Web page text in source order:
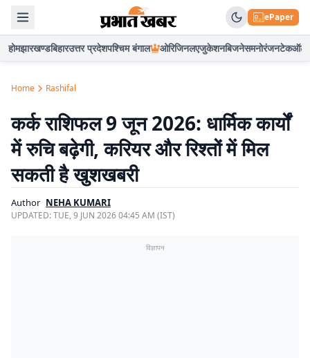
ePaper
होमझारखण्डबिहारउत्तर प्रदेशपश्चिम बंगाल ओरिजिनलएजुकेशनबिजनेसमनोरंजनटेकऑटो
Home Rashifal
कर्क राशिफल 9 जून 2026: धार्मिक कार्यों
में रुचि बढ़ेगी, करियर और रिश्तों में मिल
सकती है खुशखबरी
Author NEHA KUMARI
UPDATED:TUE, 9 JUN 2026 04:45 AM (IST)
विज्ञापन